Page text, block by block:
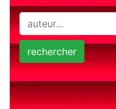
rechercher